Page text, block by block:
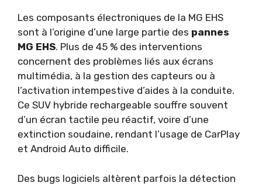
Les composants électroniques de la MG EHS
sont à l’origine d’une large partie des pannes
MG EHS. Plus de 45 % des interventions
concernent des problèmes liés aux écrans
multimédia, à la gestion des capteurs ou à
l’activation intempestive d’aides à la conduite.
Ce SUV hybride rechargeable souffre souvent
d’un écran tactile peu réactif, voire d’une
extinction soudaine, rendant l’usage de CarPlay
et Android Auto difficile.
Des bugs logiciels altèrent parfois la détection